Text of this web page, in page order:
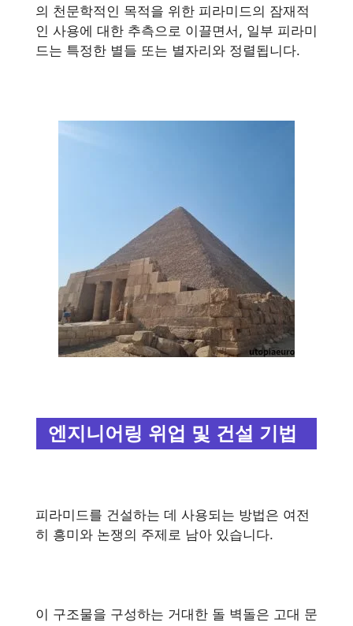
의 천문학적인 목적을 위한 피라미드의 잠재적
인 사용에 대한 추측으로 이끌면서, 일부 피라미
드는 특정한 별들 또는 별자리와 정렬됩니다.
엔지니어링 위업 및 건설 기법
피라미드를 건설하는 데 사용되는 방법은 여전
히 ​​흥미와 논쟁의 주제로 남아 있습니다.
이 구조물을 구성하는 거대한 돌 벽돌은 고대 문